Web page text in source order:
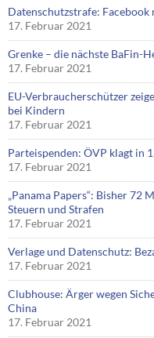
Datenschutzstrafe:
17. Februar 2021
Grenke – die nächste BaFin-
17. Februar 2021
EU-Verbraucherschützer
bei Kindern
17. Februar 2021
Parteispenden: ÖVP klagt in
17. Februar 2021
„Panama Papers“: Bisher
Steuern und Strafen
17. Februar 2021
Verlage und Datenschutz:
17. Februar 2021
Clubhouse: Ärger wegen
China
17. Februar 2021